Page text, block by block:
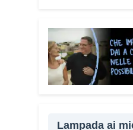
differenza.Lei sta
progetto anche nei
incontrando tante
Ringrazio i comuni,
ad aderire c’è il
Lampada ai